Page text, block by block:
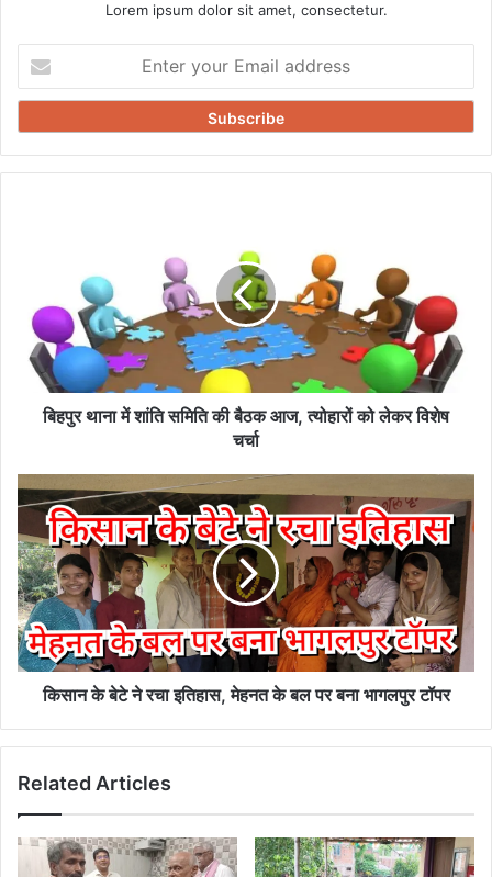
Lorem ipsum dolor sit amet, consectetur.
your
Email
बैठक
आज,
त्योहारों
बिहपुर थाना में शांति समिति की बैठक आज, त्योहारों को लेकर विशेष
चर्चा
किसान
के
बेटे
ने
रचा
इतिहास,
मेहनत
के
बल
किसान के बेटे ने रचा इतिहास, मेहनत के बल पर बना भागलपुर टॉपर
Related Articles